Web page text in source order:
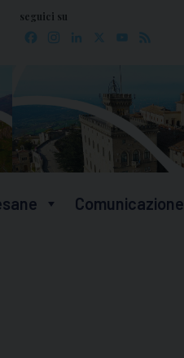
seguici su
Facebook
Instagram
LinkedIn YouTube
Comunicazione